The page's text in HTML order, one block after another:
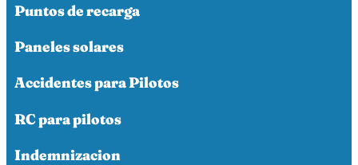
Puntos de recarga
Paneles solares
Accidentes para Pilotos
RC para pilotos
Indemnizacion